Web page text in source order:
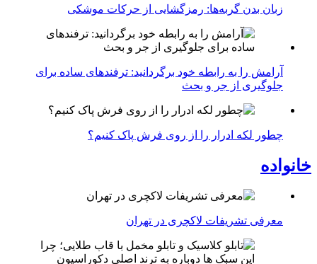
زبان بدن گربه‌ها: رمزگشایی از حرکات موشکی
آرامش را به رابطه خود برگردانید: ترفندهای ساده برای
جلوگیری از جر و بحث
چطور لکه ادرار را از روی فرش پاک کنیم؟
خانواده
معرفی تشریفات لاکچری در تهران